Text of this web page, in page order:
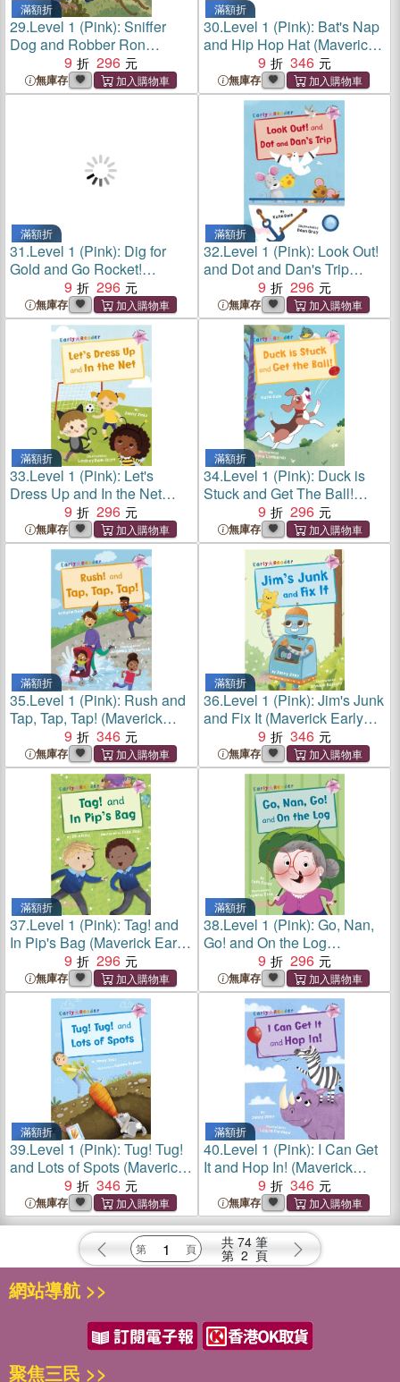
滿額折
29.Level 1 (Pink): Sniffer
Dog and Robber Ron
(Maverick Early Reader)
9 296
無庫存
滿額折
30.Level 1 (Pink): Bat's Nap
and Hip Hop Hat (Maverick
Early Reader)
9 346
無庫存
滿額折
31.Level 1 (Pink): Dig for
Gold and Go Rocket!
(Maverick Early Reader)
9 296
無庫存
滿額折
32.Level 1 (Pink): Look Out!
and Dot and Dan's Trip
(Maverick Early Reader)
9 296
無庫存
滿額折
33.Level 1 (Pink): Let's
Dress Up and In the Net
(Maverick Early Reader)
9 296
無庫存
滿額折
34.Level 1 (Pink): Duck is
Stuck and Get The Ball!
(Maverick Early Reader)
9 296
無庫存
滿額折
35.Level 1 (Pink): Rush and
Tap, Tap, Tap! (Maverick
Early Reader)
9 346
無庫存
滿額折
36.Level 1 (Pink): Jim's Junk
and Fix It (Maverick Early
9 346
無庫存
滿額折
37.Level 1 (Pink): Tag! and
In Pip's Bag (Maverick Early
9 296
無庫存
滿額折
38.Level 1 (Pink): Go, Nan,
Go! and On the Log
(Maverick Early Reader)
9 296
無庫存
滿額折
39.Level 1 (Pink): Tug! Tug!
and Lots of Spots (Maverick
Early Reader)
9 346
無庫存
滿額折
40.Level 1 (Pink): I Can Get
It and Hop In! (Maverick
Early Reader)
9 346
無庫存
共 74 筆
第 2 頁
網站導航 >>
聚焦三民 >>